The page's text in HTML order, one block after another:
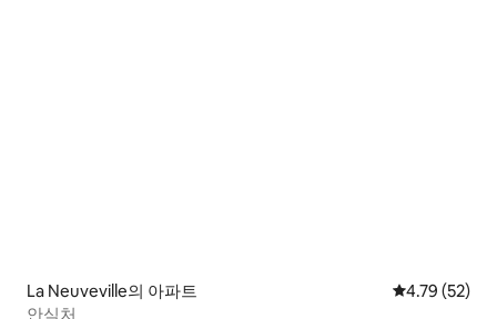
La Neuveville의 아파트 평점 4.79점
4.79 (52)
안식처